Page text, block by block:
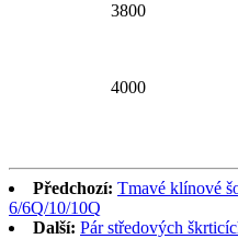
3800
4000
Předchozí: Tmavé klínové
6/6Q/10/10Q
Další: Pár středových